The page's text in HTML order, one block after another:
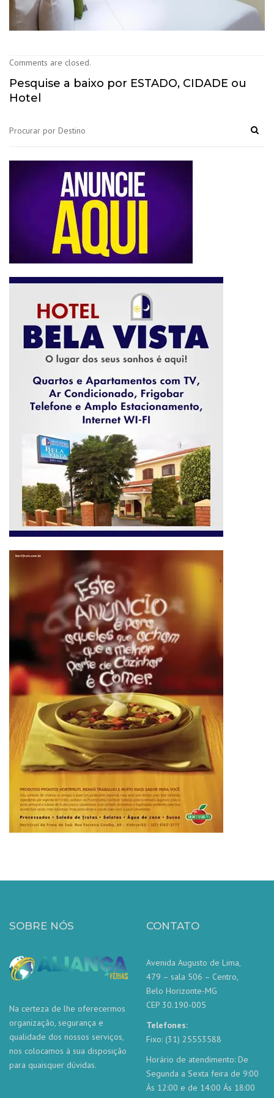
Comments are closed.
Pesquise a baixo por ESTADO, CIDADE ou
Hotel
SOBRE NÓS
Na certeza de lhe oferecermos
organização, segurança e
qualidade dos nossos serviços,
nos colocamos à sua disposição
para quaisquer dúvidas.
CONTATO
Avenida Augusto de Lima,
479 – sala 506 – Centro,
Belo Horizonte-MG
CEP 30.190-005
Telefones:
Fixo: (31) 25553588
Horário de atendimento: De
Segunda a Sexta feira de 9:00
Ás 12:00 e de 14:00 Ás 18:00